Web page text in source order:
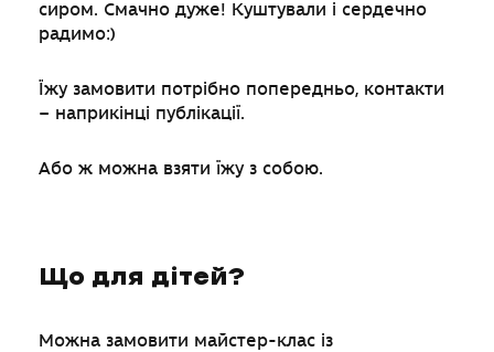
сиром. Смачно дуже! Куштували і сердечно
радимо:)
Їжу замовити потрібно попередньо, контакти
– наприкінці публікації.
Або ж можна взяти їжу з собою.
Що для дітей?
Можна замовити майстер-клас із